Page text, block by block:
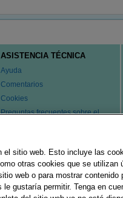
ASISTENCIA TÉCNICA
Ayuda
Comentarios
Cookies
Preguntas frecuentes sobre el
Contacte con nosotros
Merck Pie de imprenta
el sitio web. Esto incluye las
otras cookies que se utilizan
web o para mostrar contenido
gustaría permitir. Tenga en